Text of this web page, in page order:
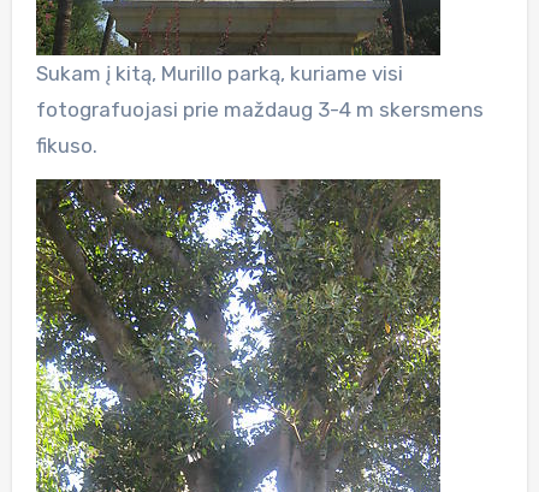
Sukam į kitą, Murillo parką, kuriame visi
fotografuojasi prie maždaug 3-4 m skersmens
fikuso.